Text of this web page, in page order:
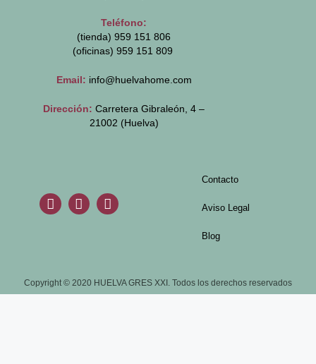
Teléfono:
(tienda) 959 151 806
(oficinas) 959 151 809
Email: info@huelvahome.com
Dirección: Carretera Gibraleón, 4 –
21002 (Huelva)
Contacto
Aviso Legal
Blog
Copyright © 2020 HUELVA GRES XXI. Todos los derechos reservados